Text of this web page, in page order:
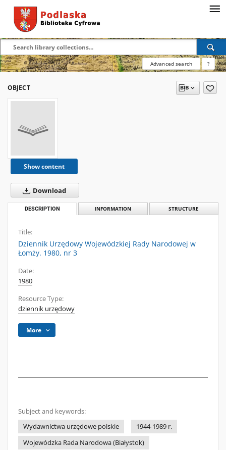
Advanced search ?
OBJECT
Show content
Download
DESCRIPTION INFORMATION STRUCTURE
Title:
Dziennik Urzędowy Wojewódzkiej Rady Narodowej w
Łomży. 1980, nr 3
Date:
1980
Resource Type:
dziennik urzędowy
More
Subject and keywords:
Wydawnictwa urzędowe polskie
1944-1989 r.
Wojewódzka Rada Narodowa (Białystok)